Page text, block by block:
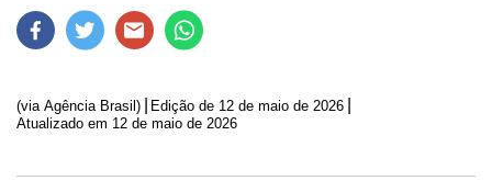
(via Agência Brasil) Edição de 12 de maio de 2026
Atualizado em 12 de maio de 2026